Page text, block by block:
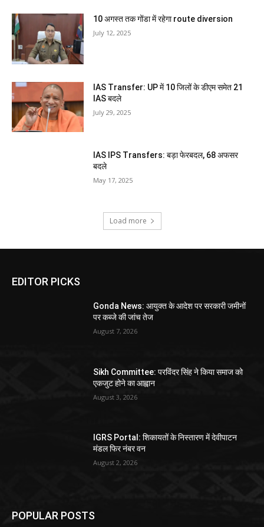
10 अगस्त तक गोंडा में रहेगा route diversion
July 12, 2025
IAS Transfer: UP में 10 जिलों के डीएम समेत 21
IAS बदले
July 29, 2025
IAS IPS Transfers: बड़ा फेरबदल, 68 अफसर
बदले
May 17, 2025
Load more
EDITOR PICKS
Gonda News: आयुक्त के आदेश पर सरकारी जमीनों
पर कब्जे की जांच तेज
August 7, 2026
Sikh Committee: परविंदर सिंह ने किया समाज को
एकजुट होने का आह्वान
August 3, 2026
IGRS Portal: शिकायतों के निस्तारण में देवीपाटन
मंडल फिर नंबर वन
August 2, 2026
POPULAR POSTS